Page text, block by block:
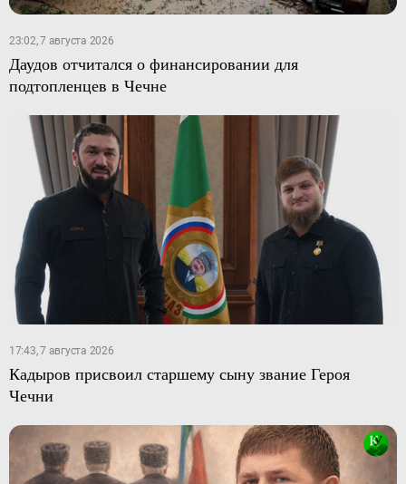
23:02, 7 августа 2026
Даудов отчитался о финансировании для
подтопленцев в Чечне
17:43, 7 августа 2026
Кадыров присвоил старшему сыну звание Героя
Чечни